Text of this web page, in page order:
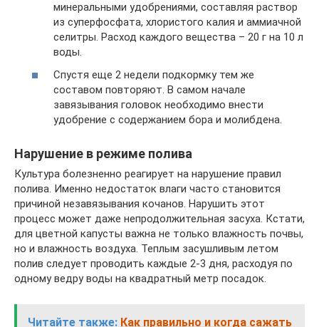
минеральными удобрениями, составляя раствор
из суперфосфата, хлористого калия и аммиачной
селитры. Расход каждого вещества – 20 г на 10 л
воды.
Спустя еще 2 недели подкормку тем же
составом повторяют. В самом начале
завязывания головок необходимо внести
удобрение с содержанием бора и молибдена.
Нарушение в режиме полива
Культура болезненно реагирует на нарушение правил
полива. Именно недостаток влаги часто становится
причиной незавязывания кочанов. Нарушить этот
процесс может даже непродолжительная засуха. Кстати,
для цветной капусты важна не только влажность почвы,
но и влажность воздуха. Теплым засушливым летом
полив следует проводить каждые 2-3 дня, расходуя по
одному ведру воды на квадратный метр посадок.
Читайте также: Как правильно и когда сажать